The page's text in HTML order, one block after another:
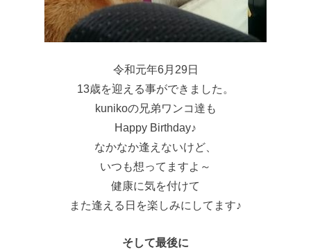
令和元年6月29日
13歳を迎える事ができました。
kunikoの兄弟ワンコ達も
Happy Birthday♪
なかなか逢えないけど、
いつも想ってますよ～
健康に気を付けて
また逢える日を楽しみにしてます♪
そして最後に